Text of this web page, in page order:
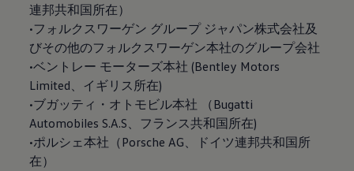
連邦共和国所在）
•フォルクスワーゲン グループ ジャパン株式会社及
びその他のフォルクスワーゲン本社のグループ会社
•ベントレー モーターズ本社 (Bentley Motors
Limited、イギリス所在)
•ブガッティ・オトモビル本社 （Bugatti
Automobiles S.A.S、フランス共和国所在)
•ポルシェ本社（Porsche AG、ドイツ連邦共和国所
在）